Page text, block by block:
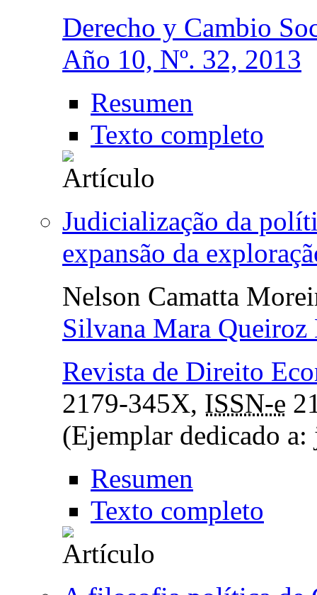
Derecho y Cambio
Año 10, Nº. 32, 2013
Resumen
Texto completo
Judicialização da
expansão da
Nelson Camatta
Silvana Mara Queiroz
Revista de Direito
2179-345X, ISSN-e
(Ejemplar dedicado
Resumen
Texto completo